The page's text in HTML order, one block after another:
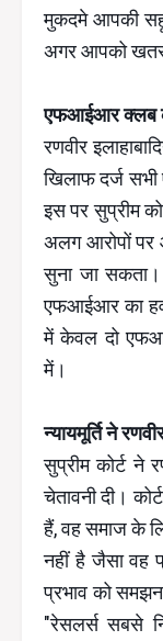
मुकदमे आपकी
अगर आपको खतरा
एफआईआर क्लब
रणवीर
खिलाफ दर्ज
इस पर सुप्रीम
अलग आरोपों पर
सुना जा
एफआईआर का
में केवल दो
में।
न्यायमूर्ति ने
सुप्रीम कोर्ट ने
चेतावनी दी।
हैं, वह समाज के
नहीं है जैसा
प्रभाव को
"रेसलर्स सबसे